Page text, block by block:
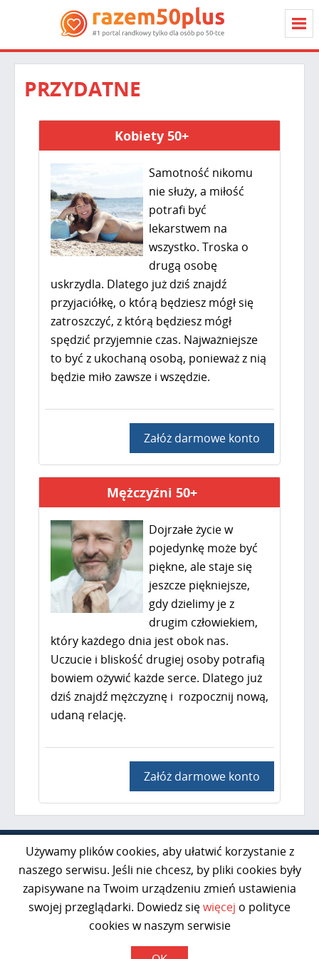
PRZYDATNE
Kobiety 50+
Samotność nikomu
nie służy, a miłość
potrafi być
lekarstwem na
wszystko. Troska o
drugą osobę
uskrzydla. Dlatego już dziś znajdź
przyjaciółkę, o którą będziesz mógł się
zatroszczyć, z którą będziesz mógł
spędzić przyjemnie czas. Najważniejsze
to być z ukochaną osobą, ponieważ z nią
będzie miło zawsze i wszędzie.
Załóż darmowe konto
Mężczyźni 50+
Dojrzałe życie w
pojedynkę może być
piękne, ale staje się
jeszcze piękniejsze,
gdy dzielimy je z
drugim człowiekiem,
który każdego dnia jest obok nas.
Uczucie i bliskość drugiej osoby potrafią
bowiem ożywić każde serce. Dlatego już
dziś znajdź mężczyznę i rozpocznij nową,
udaną relację.
Załóż darmowe konto
Al. Jerozolimskie 85 lok. 21
02-001 Warszawa
kontakt@razem50plus.pl
Infolinia:+48 669-047-091
Poniedziałek - Piątek 10:00-16:00
Używamy plików cookies, aby ułatwić korzystanie z
naszego serwisu. Jeśli nie chcesz, by pliki cookies były
zapisywane na Twoim urządzeniu zmień ustawienia
swojej przeglądarki. Dowiedz sięwięcej o polityce
cookies w naszym serwisie